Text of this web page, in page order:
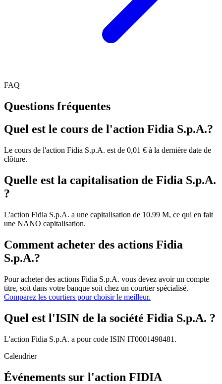
FAQ
Questions fréquentes
Quel est le cours de l'action Fidia S.p.A.?
Le cours de l'action Fidia S.p.A. est de 0,01 € à la dernière date de
clôture.
Quelle est la capitalisation de Fidia S.p.A.
?
L'action Fidia S.p.A. a une capitalisation de 10.99 M, ce qui en fait
une NANO capitalisation.
Comment acheter des actions Fidia
S.p.A.?
Pour acheter des actions Fidia S.p.A. vous devez avoir un compte
titre, soit dans votre banque soit chez un courtier spécialisé.
Comparez les courtiers pour choisir le meilleur.
Quel est l'ISIN de la société Fidia S.p.A. ?
L'action Fidia S.p.A. a pour code ISIN IT0001498481.
Calendrier
Événements sur l'action FIDIA